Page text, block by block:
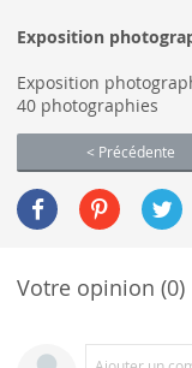
Exposition
Exposition
40 photographies
< Précédente
Votre opinion (0)